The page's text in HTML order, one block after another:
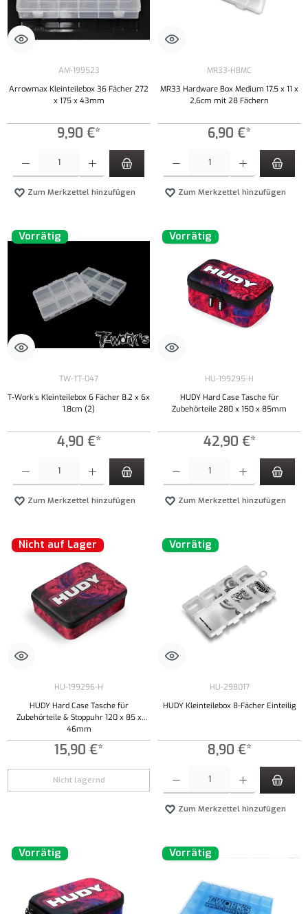
AM-199523
Arrowmax Kleinteilebox 36 Fächer 272
x 175 x 43mm
9,90 €*
Zum Merkzettel hinzufügen
MR33-HBMC
MR33 Hardware Box Medium 17,5 x 11 x
2,6cm mit 28 Fächern
6,90 €*
Zum Merkzettel hinzufügen
Vorrätig
TW-TT-047
T-Work´s Kleinteilebox 6 Fächer 8.2 x 6x
1.8cm (2)
4,90 €*
Zum Merkzettel hinzufügen
Vorrätig
HU-199295-H
HUDY Hard Case Tasche für
Zubehörteile 280 x 150 x 85mm
42,90 €*
Zum Merkzettel hinzufügen
Nicht auf Lager
HU-199296-H
HUDY Hard Case Tasche für
Zubehörteile & Stoppuhr 120 x 85 x
46mm
15,90 €*
Nicht lagernd
Vorrätig
HU-298017
HUDY Kleinteilebox 8-Fächer Einteilig
8,90 €*
Zum Merkzettel hinzufügen
Vorrätig Vorrätig